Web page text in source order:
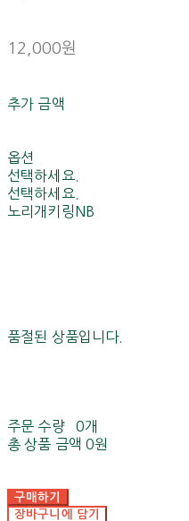
12,000원
추가 금액
옵션
선택하세요.
선택하세요.
노리개키링NB
품절된 상품입니다.
주문 수량
0개
총 상품 금액 0원
구매하기
장바구니에 담기